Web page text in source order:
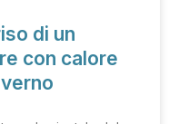
di un
con calore